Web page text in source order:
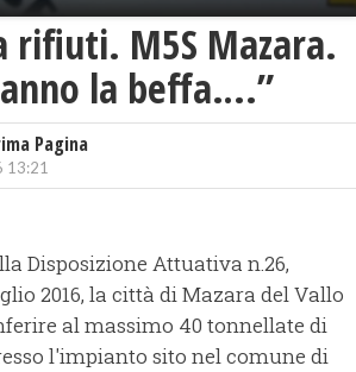
rifiuti. M5S Mazara.
la beffa….”
Pagina
13:21
Disposizione Attuativa n.26,
2016, la città di Mazara del Vallo
al massimo 40 tonnellate di
l'impianto sito nel comune di